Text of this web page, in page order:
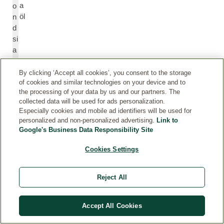
o
n
d
si
a
C
a
öl
By clicking ‘Accept all cookies’, you consent to the storage
of cookies and similar technologies on your device and to
the processing of your data by us and our partners. The
collected data will be used for ads personalization.
Especially cookies and mobile ad identifiers will be used for
personalized and non-personalized advertising. Link to
Google's Business Data Responsibility Site
Cookies Settings
Reject All
Accept All Cookies